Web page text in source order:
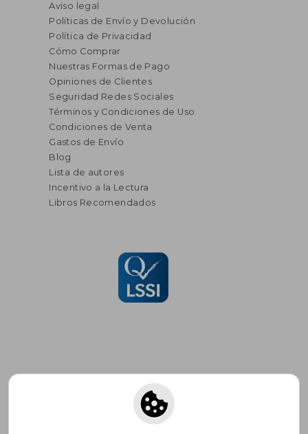
Aviso legal
Políticas de Envío y Devolución
Política de Privacidad
Cómo Comprar
Nuestras Formas de Pago
Opiniones de Clientes
Seguridad Redes Sociales
Términos y Condiciones de Uso
Condiciones de Venta
Gastos de Envío
Blog
Lista de autores
Incentivo a la Lectura
Libros Recomendados
Suscríbete para recibir ofertas y
promociones